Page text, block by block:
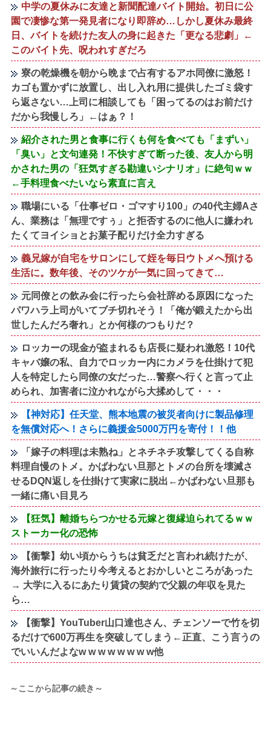
中学の夏休みに友達と新聞配達バイト開始。初日に公
園で凄惨な第一発見者になり即辞め…しかし夏休み最終
日、バイトを続けた友人の身に起きた「更なる悲劇」←
このバイト先、呪われすぎだろ
寮の乾燥機を朝から晩まで占有するアホ同僚に激怒！
カゴも置かずに放置し、出し入れ用に提供したゴミ袋す
ら返さない…上司に相談しても「困ってるのはお前だけ
だから我慢しろ」←はぁ？！
紹介された男と食事に行くも何を食べても「まずい」
「臭い」と文句連発！不快すぎて断った後、友人から明
かされた男の「狂気すぎる勘違いシナリオ」に絶句ｗｗ
←手料理食べたいなら素直に言え
職場にいる「仕事ゼロ・ゴマすり100」の40代主婦Aさ
ん、業務は「無理ですぅ」と拒否するのに他人に嫌われ
たくてヨイショとお菓子配りだけ全力すぎる
義兄嫁が自宅をサロンにして姪を毎日ウトメへ預ける
生活に。数年後、そのツケが一気に回ってきて…
元同僚との飲み会に行ったら会社辞める原因になった
パワハラ上司がいてブチ切れそう！「俺が鍛えたから出
世したんだろ奢れ」とか何様のつもりだ？
ロッカーの現金が盗まれるも店長に疑われ激怒！10代
キャバ嬢の私、自力でロッカー内にカメラを仕掛けて犯
人を特定したら同僚の女だった…警察へ行くと言って止
められ、加害者に泣かれながら大揉めして・・・
【神対応】任天堂、熊本地震の被災者向けに製品修理
を無償対応へ！さらに義援金5000万円を寄付！！他
「嫁子の料理は未熟ね」とネチネチ攻撃してくる自称
料理自慢のトメ。かばわない旦那とトメの台所を壊滅さ
せるDQN返しを仕掛けて実家に脱出←かばわない旦那も
一緒に痛い目見ろ
【狂気】離婚ちらつかせる元嫁と復縁迫られてるｗｗ
ストーカー化の恐怖
【衝撃】幼い頃からうちは貧乏だと言われ続けたが、
海外旅行に行ったり今考えるとおかしいところがあった
→ 大学に入るにあたり賃貸の契約で父親の年収を見た
ら…
【衝撃】YouTuber山口達也さん、チェンソーで竹を切
るだけで600万再生を突破してしまう←正直、こう言うの
でいいんだよなw w w w w w w w他
～ここから記事の続き～